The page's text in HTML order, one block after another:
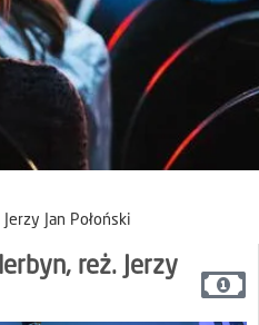
Jan Połoński
reż. Jerzy